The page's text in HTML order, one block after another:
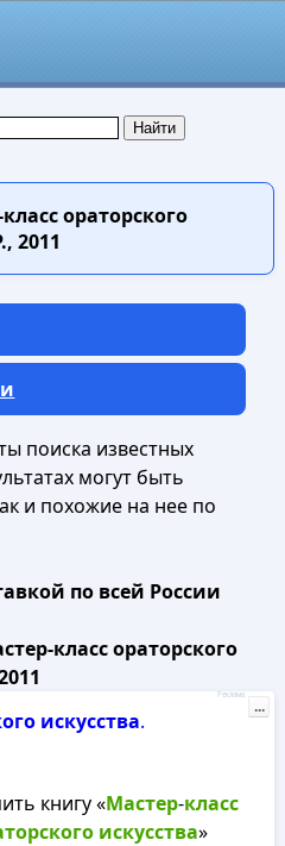
ораторского
2011
поиска известных
могут быть
и похожие на нее по
по всей России
класс ораторского
искусства.
книгу «Мастер-класс
искусства»
Реклама
...